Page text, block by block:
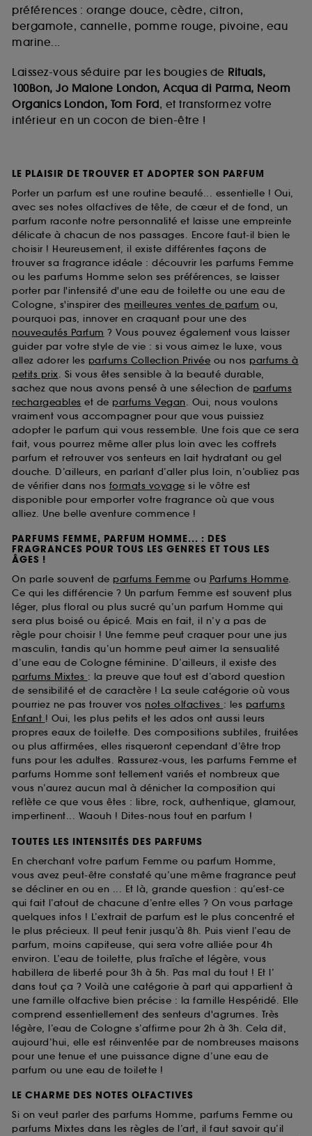
préférences : orange douce, cèdre, citron,
bergamote, cannelle, pomme rouge, pivoine, eau
marine...
Laissez-vous séduire par les bougies de Rituals,
100Bon, Jo Malone London, Acqua di Parma, Neom
Organics London, Tom Ford, et transformez votre
intérieur en un cocon de bien-être !
LE PLAISIR DE TROUVER ET ADOPTER SON PARFUM
Porter un parfum est une routine beauté... essentielle ! Oui,
avec ses notes olfactives de tête, de cœur et de fond, un
parfum raconte notre personnalité et laisse une empreinte
délicate à chacun de nos passages. Encore faut-il bien le
choisir ! Heureusement, il existe différentes façons de
trouver sa fragrance idéale : découvrir les parfums Femme
ou les parfums Homme selon ses préférences, se laisser
porter par l'intensité d'une eau de toilette ou une eau de
Cologne, s'inspirer des meilleures ventes de parfum ou,
pourquoi pas, innover en craquant pour une des
nouveautés Parfum ? Vous pouvez également vous laisser
guider par votre style de vie : si vous aimez le luxe, vous
allez adorer les parfums Collection Privée ou nos parfums à
petits prix. Si vous êtes sensible à la beauté durable,
sachez que nous avons pensé à une sélection de parfums
rechargeables et de parfums Vegan. Oui, nous voulons
vraiment vous accompagner pour que vous puissiez
adopter le parfum qui vous ressemble. Une fois que ce sera
fait, vous pourrez même aller plus loin avec les coffrets
parfum et retrouver vos senteurs en lait hydratant ou gel
douche. D’ailleurs, en parlant d’aller plus loin, n’oubliez pas
de vérifier dans nos formats voyage si le vôtre est
disponible pour emporter votre fragrance où que vous
alliez. Une belle aventure commence !
PARFUMS FEMME, PARFUM HOMME... : DES
FRAGRANCES POUR TOUS LES GENRES ET TOUS LES
ÂGES !
On parle souvent de parfums Femme ou Parfums Homme.
Ce qui les différencie ? Un parfum Femme est souvent plus
léger, plus floral ou plus sucré qu’un parfum Homme qui
sera plus boisé ou épicé. Mais en fait, il n’y a pas de
règle pour choisir ! Une femme peut craquer pour une jus
masculin, tandis qu’un homme peut aimer la sensualité
d’une eau de Cologne féminine. D’ailleurs, il existe des
parfums Mixtes : la preuve que tout est d’abord question
de sensibilité et de caractère ! La seule catégorie où vous
pourriez ne pas trouver vos notes olfactives : les parfums
Enfant ! Oui, les plus petits et les ados ont aussi leurs
propres eaux de toilette. Des compositions subtiles, fruitées
ou plus affirmées, elles risqueront cependant d’être trop
funs pour les adultes. Rassurez-vous, les parfums Femme et
parfums Homme sont tellement variés et nombreux que
vous n’aurez aucun mal à dénicher la composition qui
reflète ce que vous êtes : libre, rock, authentique, glamour,
impertinent... Waouh ! Dites-nous tout en parfum !
TOUTES LES INTENSITÉS DES PARFUMS
En cherchant votre parfum Femme ou parfum Homme,
vous avez peut-être constaté qu’une même fragrance peut
se décliner en ou en ... Et là, grande question : qu’est-ce
qui fait l’atout de chacune d’entre elles ? On vous partage
quelques infos ! L’extrait de parfum est le plus concentré et
le plus précieux. Il peut tenir jusqu’à 8h. Puis vient l’eau de
parfum, moins capiteuse, qui sera votre alliée pour 4h
environ. L’eau de toilette, plus fraîche et légère, vous
habillera de liberté pour 3h à 5h. Pas mal du tout ! Et l’
dans tout ça ? Voilà une catégorie à part qui appartient à
une famille olfactive bien précise : la famille Hespéridé. Elle
comprend essentiellement des senteurs d'agrumes. Très
légère, l’eau de Cologne s’affirme pour 2h à 3h. Cela dit,
aujourd’hui, elle est réinventée par de nombreuses maisons
pour une tenue et une puissance digne d’une eau de
parfum ou une eau de toilette !
LE CHARME DES NOTES OLFACTIVES
Si on veut parler des parfums Homme, parfums Femme ou
parfums Mixtes dans les règles de l’art, il faut savoir qu’il